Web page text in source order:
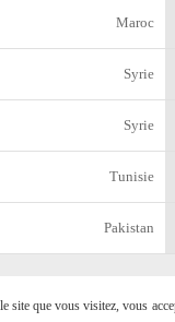
Maroc
Syrie
Syrie
Tunisie
Pakistan
site que vous visitez, vous